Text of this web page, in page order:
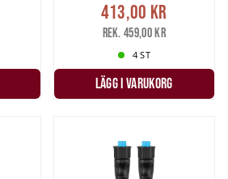
413,00 kr
Rek. 459,00 kr
4 ST
LÄGG I VARUKORG